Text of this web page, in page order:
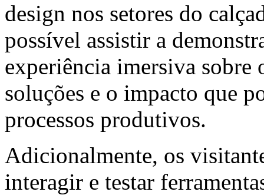
design nos setores do
possível assistir a
experiência imersiva sobre
soluções e o impacto que
processos produtivos.
Adicionalmente, os
interagir e testar